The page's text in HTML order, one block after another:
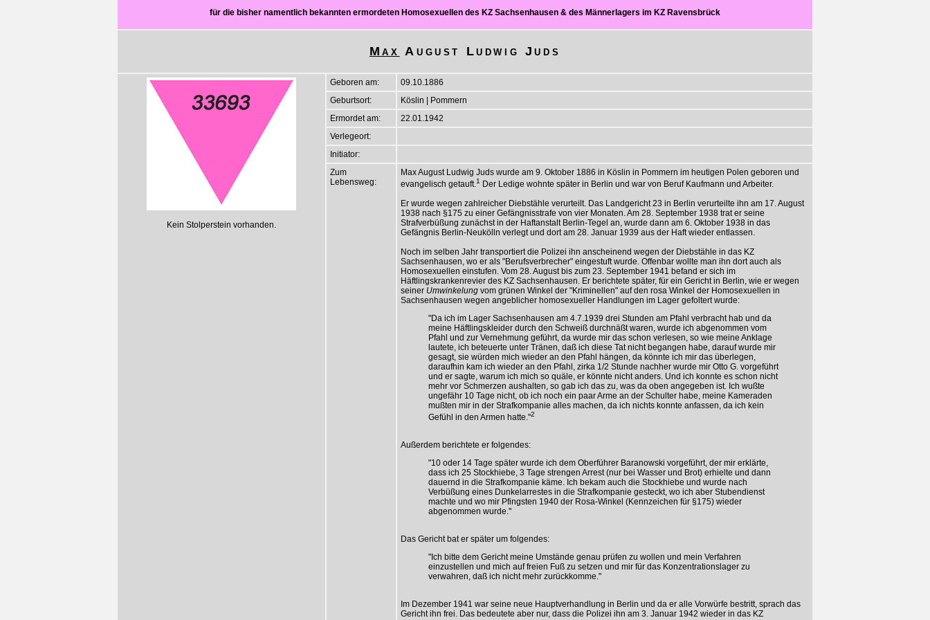
für die bisher namentlich bekannten ermordeten Homosexuellen des KZ Sachsenhausen & des Männerlagers im KZ Ravensbrück
Max August Ludwig Juds
Kein Stolperstein vorhanden.
Geboren am:
09.10.1886
Geburtsort:
Köslin | Pommern
Ermordet am:
22.01.1942
Verlegeort:
Initiator:
Zum
Lebensweg:
Max August Ludwig Juds wurde am 9. Oktober 1886 in Köslin in Pommern im heutigen Polen geboren und
evangelisch getauft.1
Der Ledige wohnte später in Berlin und war von Beruf Kaufmann und Arbeiter.
Er wurde wegen zahlreicher Diebstähle verurteilt. Das Landgericht 23 in Berlin verurteilte ihn am 17. August
1938 nach §175 zu einer Gefängnisstrafe von vier Monaten. Am 28. September 1938 trat er seine
Strafverbüßung zunächst in der Haftanstalt Berlin-Tegel an, wurde dann am 6. Oktober 1938 in das
Gefängnis Berlin-Neukölln verlegt und dort am 28. Januar 1939 aus der Haft wieder entlassen.
Noch im selben Jahr transportiert die Polizei ihn anscheinend wegen der Diebstähle in das KZ
Sachsenhausen, wo er als "Berufsverbrecher" eingestuft wurde. Offenbar wollte man ihn dort auch als
Homosexuellen einstufen. Vom 28. August bis zum 23. September 1941 befand er sich im
Häftlingskrankenrevier des KZ Sachsenhausen. Er berichtete später, für ein Gericht in Berlin, wie er wegen
seiner Umwinkelung vom grünen Winkel der "Kriminellen" auf den rosa Winkel der Homosexuellen in
Sachsenhausen wegen angeblicher homosexueller Handlungen im Lager gefoltert wurde:
"Da ich im Lager Sachsenhausen am 4.7.1939 drei Stunden am Pfahl verbracht hab und da
meine Häftlingskleider durch den Schweiß durchnäßt waren, wurde ich abgenommen vom
Pfahl und zur Vernehmung geführt, da wurde mir das schon verlesen, so wie meine Anklage
lautete, ich beteuerte unter Tränen, daß ich diese Tat nicht begangen habe, darauf wurde mir
gesagt, sie würden mich wieder an den Pfahl hängen, da könnte ich mir das überlegen,
daraufhin kam ich wieder an den Pfahl, zirka 1/2 Stunde nachher wurde mir Otto G. vorgeführt
und er sagte, warum ich mich so quäle, er könnte nicht anders. Und ich konnte es schon nicht
mehr vor Schmerzen aushalten, so gab ich das zu, was da oben angegeben ist. Ich wußte
ungefähr 10 Tage nicht, ob ich noch ein paar Arme an der Schulter habe, meine Kameraden
mußten mir in der Strafkompanie alles machen, da ich nichts konnte anfassen, da ich kein
Gefühl in den Armen hatte."2
Außerdem berichtete er folgendes:
"10 oder 14 Tage später wurde ich dem Oberführer Baranowski vorgeführt, der mir erklärte,
dass ich 25 Stockhiebe, 3 Tage strengen Arrest (nur bei Wasser und Brot) erhielte und dann
dauernd in die Strafkompanie käme. Ich bekam auch die Stockhiebe und wurde nach
Verbüßung eines Dunkelarrestes in die Strafkompanie gesteckt, wo ich aber Stubendienst
machte und wo mir Pfingsten 1940 der Rosa-Winkel (Kennzeichen für §175) wieder
abgenommen wurde."
Das Gericht bat er später um folgendes:
"Ich bitte dem Gericht meine Umstände genau prüfen zu wollen und mein Verfahren
einzustellen und mich auf freien Fuß zu setzen und mir für das Konzentrationslager zu
verwahren, daß ich nicht mehr zurückkomme."
Im Dezember 1941 war seine neue Hauptverhandlung in Berlin und da er alle Vorwürfe bestritt, sprach das
Gericht ihn frei. Das bedeutete aber nur, dass die Polizei ihn am 3. Januar 1942 wieder in das KZ